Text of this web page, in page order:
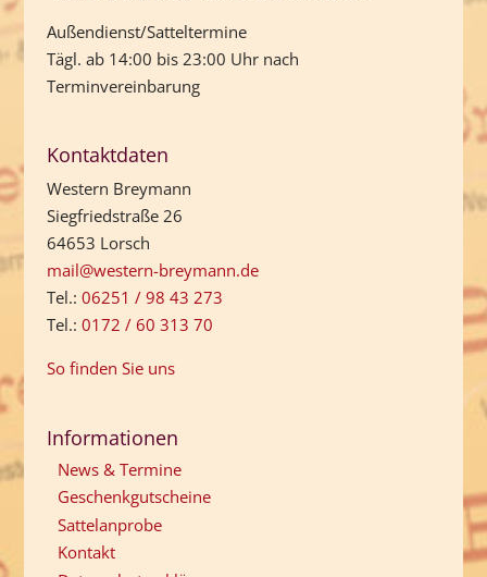
Außendienst/Satteltermine
Tägl. ab 14:00 bis 23:00 Uhr nach
Terminvereinbarung
Kontaktdaten
Western Breymann
Siegfriedstraße 26
64653 Lorsch
mail@western-breymann.de
Tel.: 06251 / 98 43 273
Tel.: 0172 / 60 313 70
So finden Sie uns
Informationen
News & Termine
Geschenkgutscheine
Sattelanprobe
Kontakt